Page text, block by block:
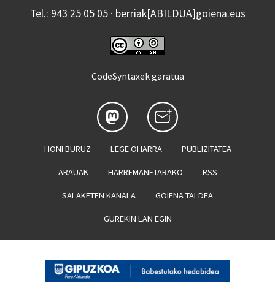
Tel.: 943 25 05 05 · berriak[ABILDUA]goiena.eus
CodeSyntaxek garatua
HONI BURUZ LEGE OHARRA PUBLIZITATEA
ARAUAK HARREMANETARAKO RSS
SALAKETEN KANALA GOIENA TALDEA
GUREKIN LAN EGIN